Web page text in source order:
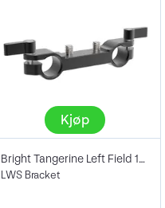
Kjøp
Bright Tangerine Left Field 15mm
LWS Bracket